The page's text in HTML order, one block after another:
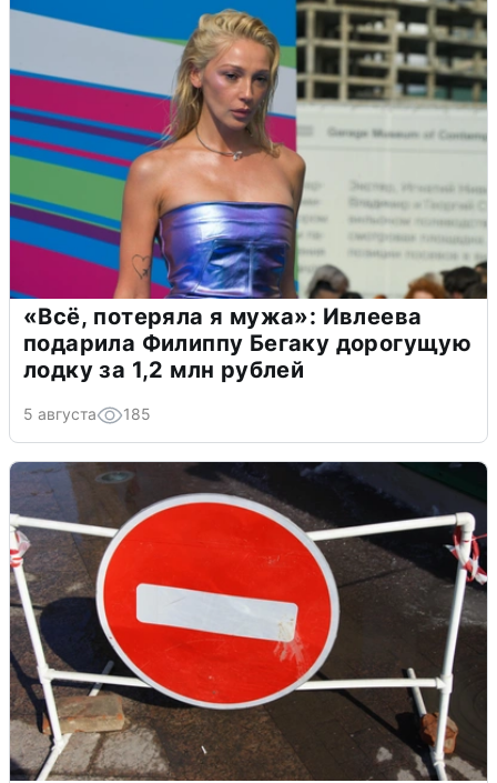
«Всё, потеряла я мужа»: Ивлеева
подарила Филиппу Бегаку дорогущую
лодку за 1,2 млн рублей
5 августа 185